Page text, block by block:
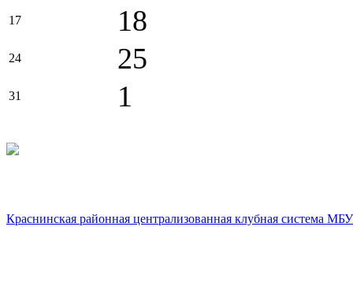
17 18
24 25
31 1
Краснинская районная централизованная клубная система